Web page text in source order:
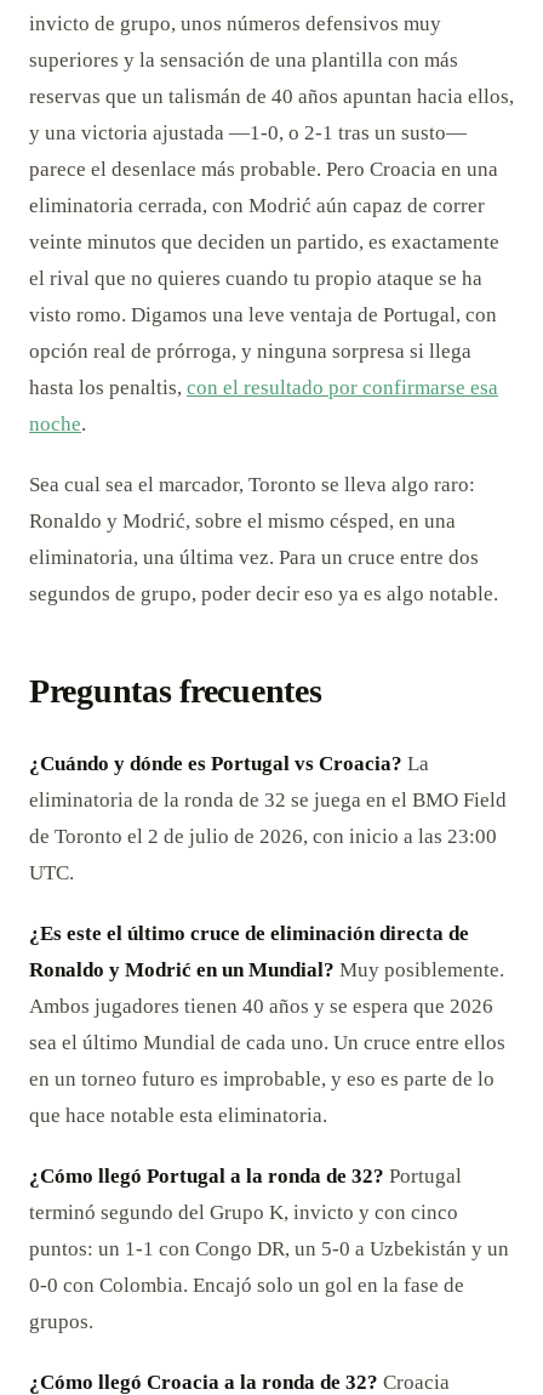
invicto de grupo, unos números defensivos muy
superiores y la sensación de una plantilla con más
reservas que un talismán de 40 años apuntan hacia ellos,
y una victoria ajustada —1-0, o 2-1 tras un susto—
parece el desenlace más probable. Pero Croacia en una
eliminatoria cerrada, con Modrić aún capaz de correr
veinte minutos que deciden un partido, es exactamente
el rival que no quieres cuando tu propio ataque se ha
visto romo. Digamos una leve ventaja de Portugal, con
opción real de prórroga, y ninguna sorpresa si llega
hasta los penaltis, con el resultado por confirmarse esa
noche.
Sea cual sea el marcador, Toronto se lleva algo raro:
Ronaldo y Modrić, sobre el mismo césped, en una
eliminatoria, una última vez. Para un cruce entre dos
segundos de grupo, poder decir eso ya es algo notable.
Preguntas frecuentes
¿Cuándo y dónde es Portugal vs Croacia? La
eliminatoria de la ronda de 32 se juega en el BMO Field
de Toronto el 2 de julio de 2026, con inicio a las 23:00
UTC.
¿Es este el último cruce de eliminación directa de
Ronaldo y Modrić en un Mundial? Muy posiblemente.
Ambos jugadores tienen 40 años y se espera que 2026
sea el último Mundial de cada uno. Un cruce entre ellos
en un torneo futuro es improbable, y eso es parte de lo
que hace notable esta eliminatoria.
¿Cómo llegó Portugal a la ronda de 32? Portugal
terminó segundo del Grupo K, invicto y con cinco
puntos: un 1-1 con Congo DR, un 5-0 a Uzbekistán y un
0-0 con Colombia. Encajó solo un gol en la fase de
grupos.
¿Cómo llegó Croacia a la ronda de 32? Croacia